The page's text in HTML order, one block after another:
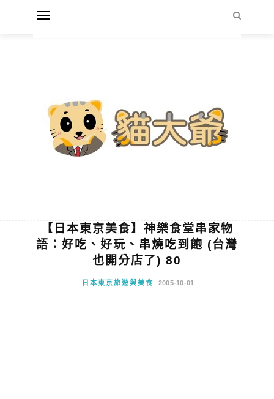
【日本東京美食】神樂食堂串家物
語：好吃、好玩、串燒吃到飽 (台灣
也開分店了) 80
日本東京旅遊與美食 2005-10-01